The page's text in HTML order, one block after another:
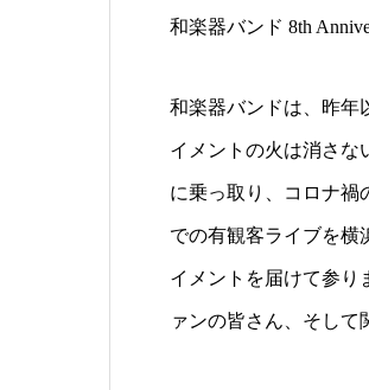
和楽器バンド 8th
和楽器バンドは、昨年
イメントの火は消さな
に乗っ取り、コロナ禍
での有観客ライブを横
イメントを届けて参り
ァンの皆さん、そして